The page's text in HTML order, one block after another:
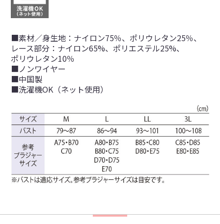
■素材／身生地：ナイロン75％、ポリウレタン25％、
レース部分：ナイロン65%、ポリエステル25%、
ポリウレタン10％
■ノンワイヤー
■中国製
■洗濯機OK（ネット使用）